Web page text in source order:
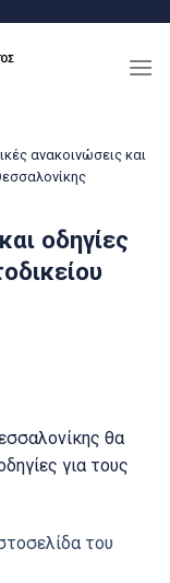
ανακοινώσεις και
οδηγίες
θα
για τους
του